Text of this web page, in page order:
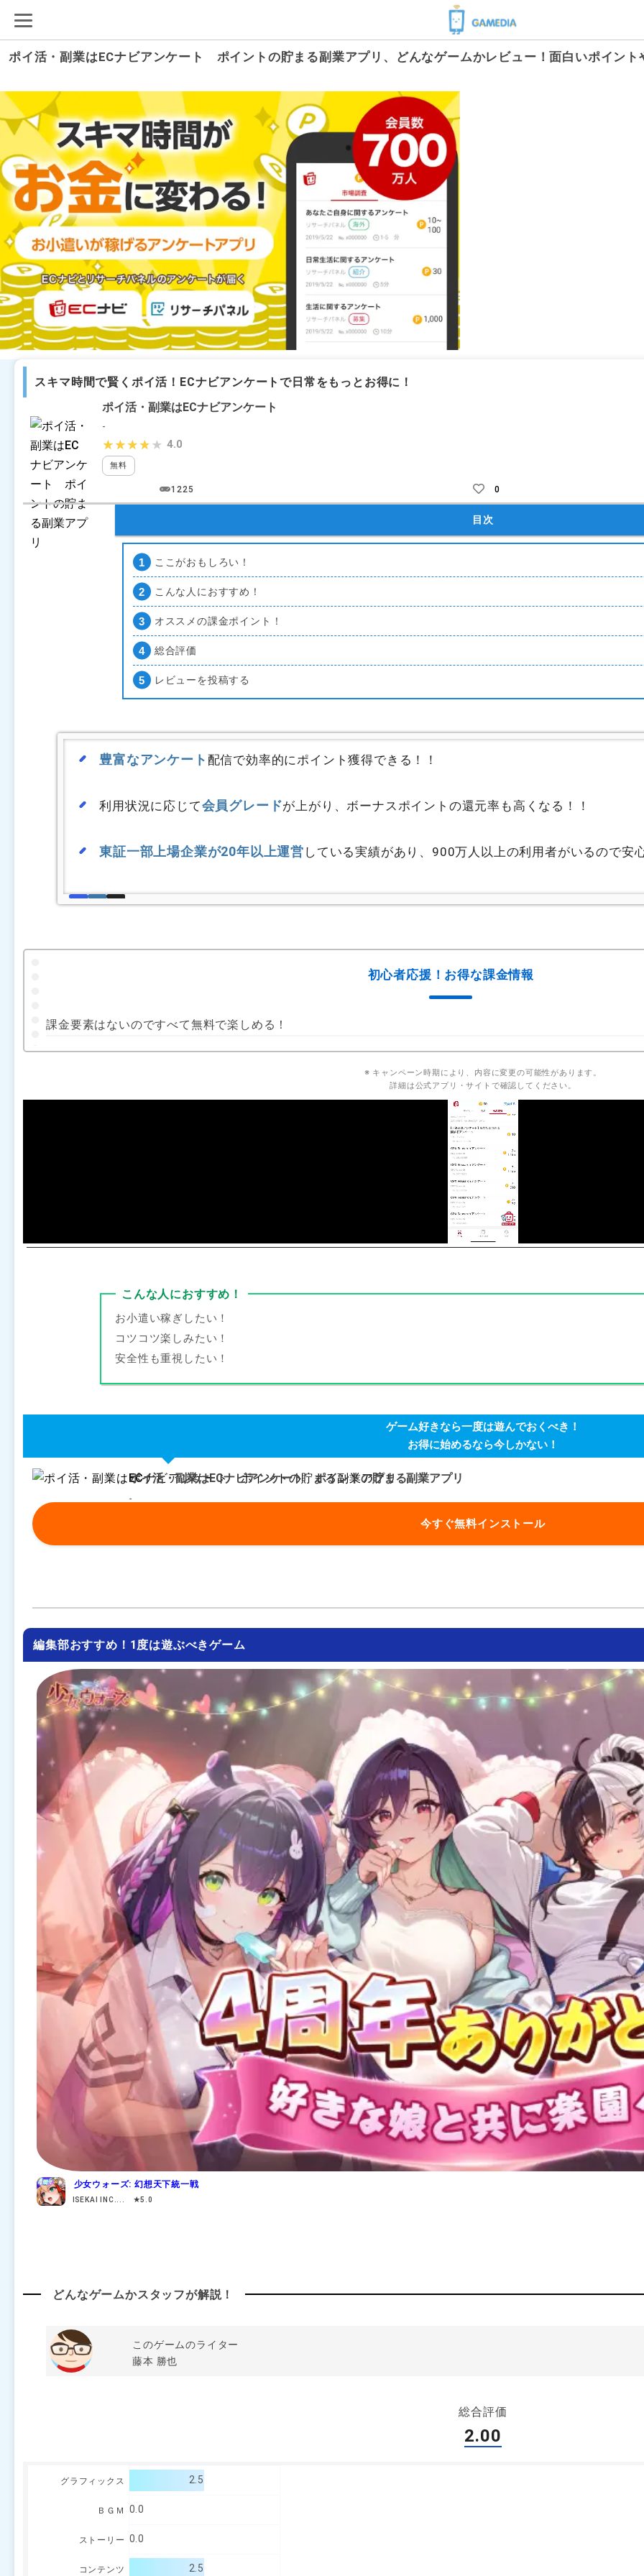
ポイ活・副業はECナビアンケート ポイントの貯まる副業アプリ、どんなゲームかレビュー！面白いポイント
スキマ時間で賢くポイ活！ECナビアンケートで日常をもっとお得に！
ポイ活・副業はECナビアンケート ポイントの貯まる副業アプリ
-
無料
★★★★★
★★★★★ 4.0
1225 0
目次
ここがおもしろい！
こんな人におすすめ！
オススメの課金ポイント！
総合評価
レビューを投稿する
豊富なアンケート 配信で効率的にポイント獲得できる！！
利用状況に応じて会員グレードが上がり、ボーナスポイントの還元率も高くなる！！
東証一部上場企業が20年以上運営 している実績があり、900万人以上の利用者がいるので安
初心者応援！お得な課金情報
課金要素はないのですべて無料で楽しめる！
※ キャンペーン時期により、内容に変更の可能性があります。
詳細は公式アプリ・サイトで確認してください。
こんな人におすすめ！
お小遣い稼ぎしたい！
コツコツ楽しみたい！
安全性も重視したい！
ゲーム好きなら一度は遊んでおくべき！
お得に始めるなら今しかない！
ポイ活・副業はECナビアンケート ポイントの貯まる副業アプリ
-
今すぐ無料インストール
編集部おすすめ！1度は遊ぶべきゲーム
少女ウォーズ: 幻想天下統一戦
ISEKAI INC.... ★5.0
どんなゲームかスタッフが解説！
このゲームのライター
藤本 勝也
総合評価
2.00
グラフィックス 2.5
ＢＧＭ 0.0
ストーリー 0.0
コンテンツ 2.5